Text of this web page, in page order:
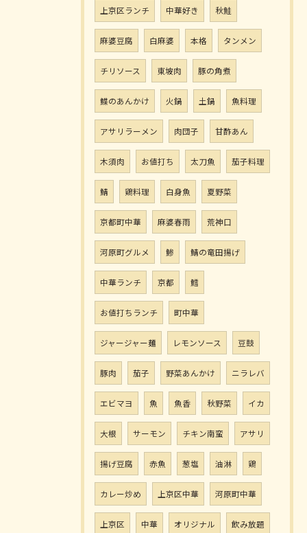
上京区ランチ 中華好き 秋鮭
麻婆豆腐 白麻婆 本格 タンメン
チリソース 東坡肉 豚の角煮
鰈のあんかけ 火鍋 土鍋 魚料理
アサリラーメン 肉団子 甘酢あん
木須肉 お値打ち 太刀魚 茄子料理
鯖 鶏料理 白身魚 夏野菜
京都町中華 麻婆春雨 荒神口
河原町グルメ 鯵 鯖の竜田揚げ
中華ランチ 京都 鱈
お値打ちランチ 町中華
ジャージャー麺 レモンソース 豆鼓
豚肉 茄子 野菜あんかけ ニラレバ
エビマヨ 魚 魚香 秋野菜 イカ
大根 サーモン チキン南蛮 アサリ
揚げ豆腐 赤魚 葱塩 油淋 鶏
カレー炒め 上京区中華 河原町中華
上京区 中華 オリジナル 飲み放題